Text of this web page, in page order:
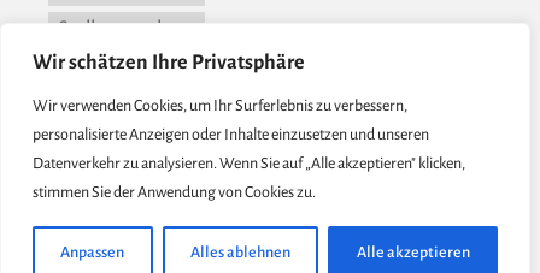
Wir schätzen Ihre Privatsphäre
Wir verwenden Cookies, um Ihr Surferlebnis zu verbessern,
personalisierte Anzeigen oder Inhalte einzusetzen und unseren
Datenverkehr zu analysieren. Wenn Sie auf „Alle akzeptieren" klicken,
stimmen Sie der Anwendung von Cookies zu.
Anpassen Alles ablehnen Alle akzeptieren
Stellenangebote
Kontakt
Vorstand
DS-Erklärung
Impressum
© 2026 BTE - Beckmann-Institut für Technologieentwicklung e.V. - WordPress Theme byKadence WP